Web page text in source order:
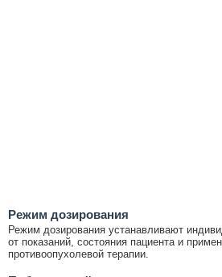
Режим дозирования
Режим дозирования устанавливают
от показаний, состояния пациента и
противоопухолевой терапии.